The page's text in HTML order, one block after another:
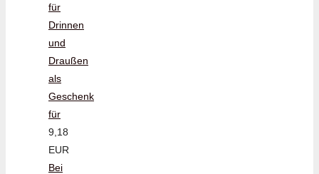
für
Drinnen
und
Draußen
als
Geschenk
für
9,18
EUR
Bei